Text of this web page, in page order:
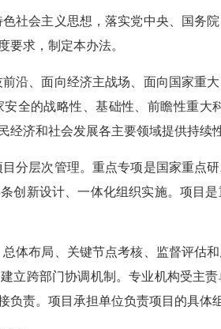
会主义思想，落实党中央、国务
要求，制定本办法。
、面向经济主战场、面向国家重大
全的战略性、基础性、前瞻性重
济和社会发展各主要领域提供持续
层次管理。重点专项是国家重点
创新设计、一体化组织实施。项目
布局、关键节点考核、监督评估
立跨部门协调机制。专业机构受主
责。项目承担单位负责项目的具体